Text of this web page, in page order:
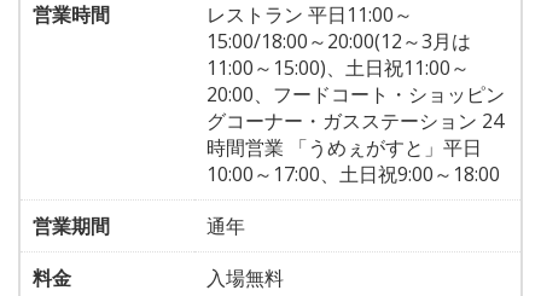
営業時間
レストラン 平日11:00～
15:00/18:00～20:00(12～3月は
11:00～15:00)、土日祝11:00～
20:00、フードコート・ショッピン
グコーナー・ガスステーション 24
時間営業 「うめぇがすと」平日
10:00～17:00、土日祝9:00～18:00
営業期間
通年
料金
入場無料